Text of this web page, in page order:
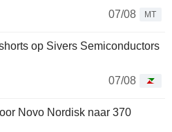
07/08
MT
op Sivers Semiconductors
07/08
Novo Nordisk naar 370